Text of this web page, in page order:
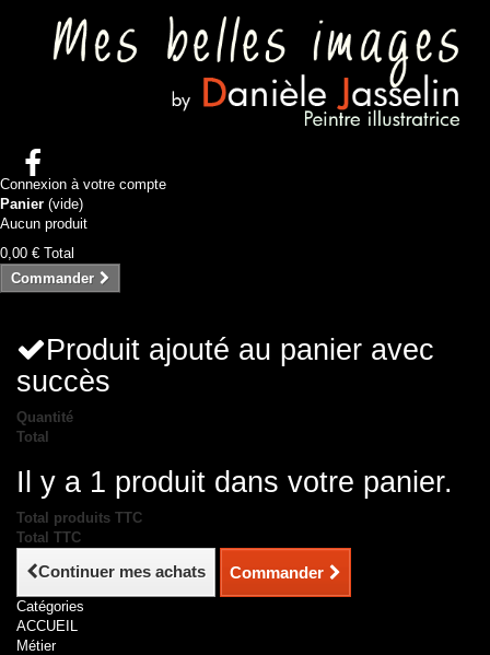
Connexion à votre compte
Panier (vide)
Aucun produit
0,00 € Total
Commander
Produit ajouté au panier avec
succès
Quantité
Total
Il y a 1 produit dans votre panier.
Total produits TTC
Total TTC
Continuer mes achats Commander
Catégories
ACCUEIL
Métier